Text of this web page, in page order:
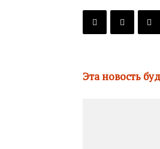
Эта новость